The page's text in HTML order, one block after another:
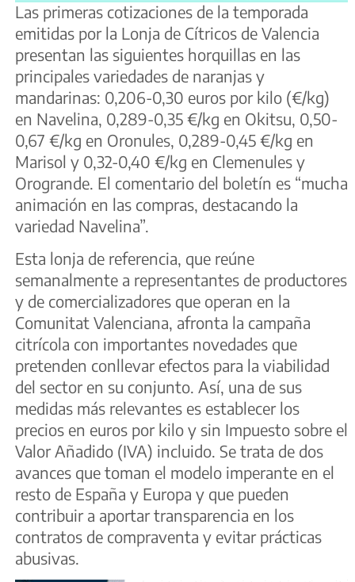
Las primeras cotizaciones de la temporada
emitidas por la Lonja de Cítricos de Valencia
presentan las siguientes horquillas en las
principales variedades de naranjas y
mandarinas: 0,206-0,30 euros por kilo (€/kg)
en Navelina, 0,289-0,35 €/kg en Okitsu, 0,50-
0,67 €/kg en Oronules, 0,289-0,45 €/kg en
Marisol y 0,32-0,40 €/kg en Clemenules y
Orogrande. El comentario del boletín es “mucha
animación en las compras, destacando la
variedad Navelina”.
Esta lonja de referencia, que reúne
semanalmente a representantes de productores
y de comercializadores que operan en la
Comunitat Valenciana, afronta la campaña
citrícola con importantes novedades que
pretenden conllevar efectos para la viabilidad
del sector en su conjunto. Así, una de sus
medidas más relevantes es establecer los
precios en euros por kilo y sin Impuesto sobre el
Valor Añadido (IVA) incluido. Se trata de dos
avances que toman el modelo imperante en el
resto de España y Europa y que pueden
contribuir a aportar transparencia en los
contratos de compraventa y evitar prácticas
abusivas.